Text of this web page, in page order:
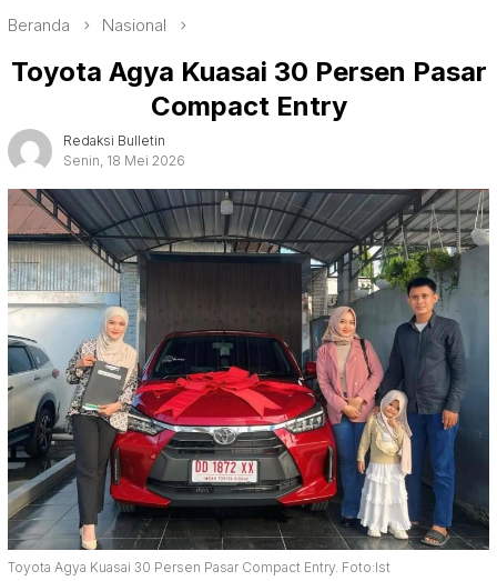
Beranda Nasional
Toyota Agya Kuasai 30 Persen Pasar
Compact Entry
Redaksi Bulletin
Senin, 18 Mei 2026
Toyota Agya Kuasai 30 Persen Pasar Compact Entry. Foto:Ist